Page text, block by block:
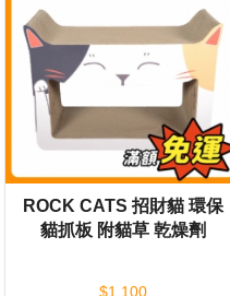
ROCK CATS 招財貓 環保
貓抓板 附貓草 乾燥劑
$1,100